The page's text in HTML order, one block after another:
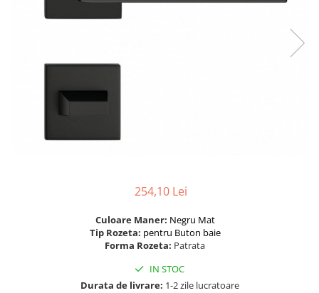
Woodstock PRO 8mm
Woodstock XL 8mm
ADO Floor - SPC
Finsa - Laminat
Advanced 8 mm
254,10 Lei
Culoare Maner: Negru Mat
Tip Rozeta: pentru Buton baie
Forma Rozeta: Patrata
IN STOC
Durata de livrare: 1-2 zile lucratoare